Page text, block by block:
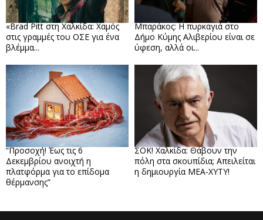
«Brad Pitt στη Χαλκίδα: Χαμός
στις γραμμές του ΟΣΕ για ένα
βλέμμα...
Μπαράκος: Η πυρκαγιά στο
Δήμο Κύμης Αλιβερίου είναι σε
ύφεση, αλλά οι...
“Προσοχή! Έως τις 6
Δεκεμβρίου ανοιχτή η
πλατφόρμα για το επίδομα
θέρμανσης”
ΣΟΚ! Χαλκίδα: Θάβουν την
πόλη στα σκουπίδια; Απειλείται
η δημιουργία ΜΕΑ-ΧΥΤΥ!